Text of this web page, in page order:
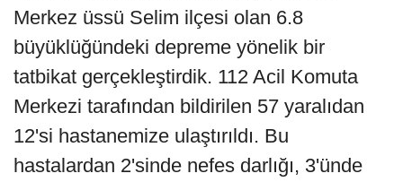
Merkez üssü Selim ilçesi olan 6.8
büyüklüğündeki depreme yönelik bir
tatbikat gerçekleştirdik. 112 Acil Komuta
Merkezi tarafından bildirilen 57 yaralıdan
12'si hastanemize ulaştırıldı. Bu
hastalardan 2'sinde nefes darlığı, 3'ünde